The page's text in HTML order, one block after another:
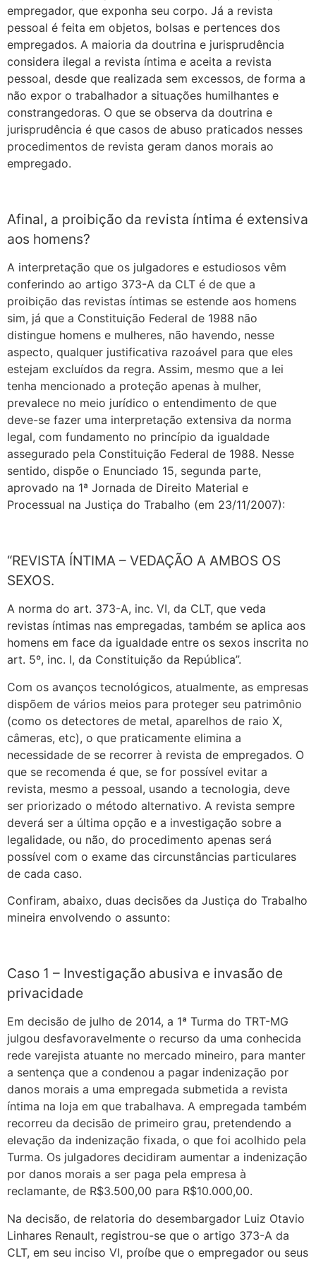
empregador, que exponha seu corpo. Já a revista
pessoal é feita em objetos, bolsas e pertences dos
empregados. A maioria da doutrina e jurisprudência
considera ilegal a revista íntima e aceita a revista
pessoal, desde que realizada sem excessos, de forma a
não expor o trabalhador a situações humilhantes e
constrangedoras. O que se observa da doutrina e
jurisprudência é que casos de abuso praticados nesses
procedimentos de revista geram danos morais ao
empregado.
Afinal, a proibição da revista íntima é extensiva
aos homens?
A interpretação que os julgadores e estudiosos vêm
conferindo ao artigo 373-A da CLT é de que a
proibição das revistas íntimas se estende aos homens
sim, já que a Constituição Federal de 1988 não
distingue homens e mulheres, não havendo, nesse
aspecto, qualquer justificativa razoável para que eles
estejam excluídos da regra. Assim, mesmo que a lei
tenha mencionado a proteção apenas à mulher,
prevalece no meio jurídico o entendimento de que
deve-se fazer uma interpretação extensiva da norma
legal, com fundamento no princípio da igualdade
assegurado pela Constituição Federal de 1988. Nesse
sentido, dispõe o Enunciado 15, segunda parte,
aprovado na 1ª Jornada de Direito Material e
Processual na Justiça do Trabalho (em 23/11/2007):
“REVISTA ÍNTIMA – VEDAÇÃO A AMBOS OS
SEXOS.
A norma do art. 373-A, inc. VI, da CLT, que veda
revistas íntimas nas empregadas, também se aplica aos
homens em face da igualdade entre os sexos inscrita no
art. 5º, inc. I, da Constituição da República”.
Com os avanços tecnológicos, atualmente, as empresas
dispõem de vários meios para proteger seu patrimônio
(como os detectores de metal, aparelhos de raio X,
câmeras, etc), o que praticamente elimina a
necessidade de se recorrer à revista de empregados. O
que se recomenda é que, se for possível evitar a
revista, mesmo a pessoal, usando a tecnologia, deve
ser priorizado o método alternativo. A revista sempre
deverá ser a última opção e a investigação sobre a
legalidade, ou não, do procedimento apenas será
possível com o exame das circunstâncias particulares
de cada caso.
Confiram, abaixo, duas decisões da Justiça do Trabalho
mineira envolvendo o assunto:
Caso 1 – Investigação abusiva e invasão de
privacidade
Em decisão de julho de 2014, a 1ª Turma do TRT-MG
julgou desfavoravelmente o recurso da uma conhecida
rede varejista atuante no mercado mineiro, para manter
a sentença que a condenou a pagar indenização por
danos morais a uma empregada submetida a revista
íntima na loja em que trabalhava. A empregada também
recorreu da decisão de primeiro grau, pretendendo a
elevação da indenização fixada, o que foi acolhido pela
Turma. Os julgadores decidiram aumentar a indenização
por danos morais a ser paga pela empresa à
reclamante, de R$3.500,00 para R$10.000,00.
Na decisão, de relatoria do desembargador Luiz Otavio
Linhares Renault, registrou-se que o artigo 373-A da
CLT, em seu inciso VI, proíbe que o empregador ou seus